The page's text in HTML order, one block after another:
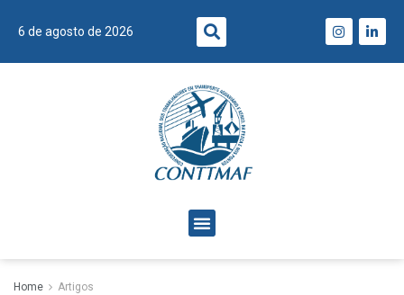
6 de agosto de 2026
Home Artigos